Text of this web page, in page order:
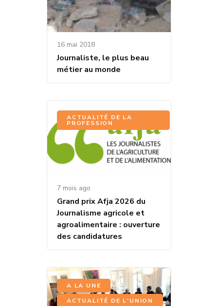
16 mai 2018
Journaliste, le plus beau
métier au monde
ACTUALITÉ DE LA
PROFESSION
7 mois ago
Grand prix Afja 2026 du
Journalisme agricole et
agroalimentaire : ouverture
des candidatures
A LA UNE ,
ACTUALITÉ DE L'UNION